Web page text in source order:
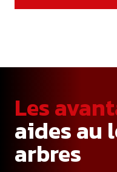
Les
aides au
arbres